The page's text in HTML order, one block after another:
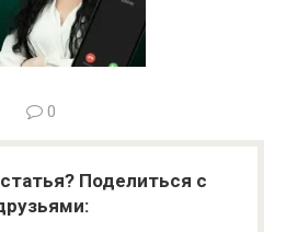
0
Поделиться с